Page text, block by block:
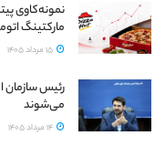
نمونه‌کاوی
مارکتینگ
رئیس سازمان
می‌شوند